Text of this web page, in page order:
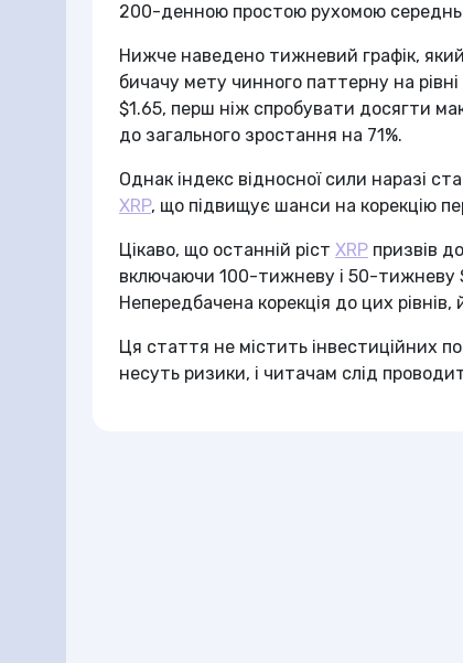
200-денною простою рухомою
Нижче наведено тижневий графік,
бичачу мету чинного паттерну на
$1.65, перш ніж спробувати досягти
до загального зростання на 71%.
Однак індекс відносної сили наразі
XRP, що підвищує шанси на корекцію
Цікаво, що останній ріст XRP призвів
включаючи 100-тижневу і 50-тижневу
Непередбачена корекція до цих
Ця стаття не містить інвестиційних
несуть ризики, і читачам слід